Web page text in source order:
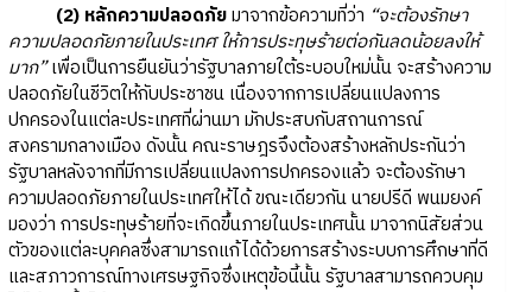
(2) หลักความปลอดภัยมาจากข้อความที่ว่า “จะต้องรักษา
ความปลอดภัยภายในประเทศ ให้การประทุษร้ายต่อกันลดน้อยลงให้
มาก”เพื่อเป็นการยืนยันว่ารัฐบาลภายใต้ระบอบใหม่นั้น จะสร้างความ
ปลอดภัยในชีวิตให้กับประชาชน เนื่องจากการเปลี่ยนแปลงการ
ปกครองในแต่ละประเทศที่ผ่านมา มักประสบกับสถานการณ์
สงครามกลางเมือง ดังนั้น คณะราษฎรจึงต้องสร้างหลักประกันว่า
รัฐบาลหลังจากที่มีการเปลี่ยนแปลงการปกครองแล้ว จะต้องรักษา
ความปลอดภัยภายในประเทศให้ได้ ขณะเดียวกัน นายปรีดี พนมยงค์
มองว่า การประทุษร้ายที่จะเกิดขึ้นภายในประเทศนั้น มาจากนิสัยส่วน
ตัวของแต่ละบุคคลซึ่งสามารถแก้ได้ด้วยการสร้างระบบการศึกษาที่ดี
และสภาวการณ์ทางเศรษฐกิจซึ่งเหตุข้อนี้นั้น รัฐบาลสามารถควบคุม